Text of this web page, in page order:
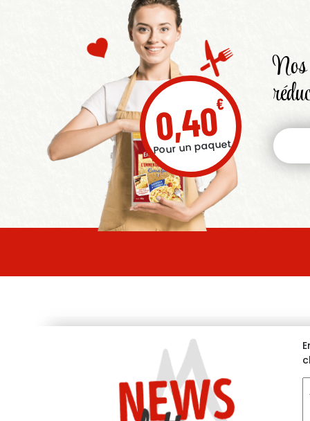
0,40€
Pour un paquet
Nos